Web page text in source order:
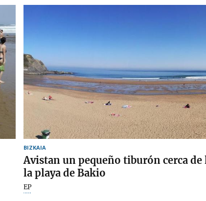
BIZKAIA
Avistan un pequeño tiburón cerca
la playa de Bakio
EP